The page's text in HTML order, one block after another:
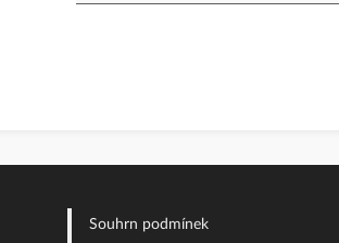
Souhrn podmínek